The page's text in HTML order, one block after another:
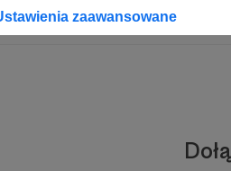
zaawansowane
życia, dzięki któremu dbamy
na śmietniku. Wyprzedaż
kupić coś z drugiej ręki. Dzięki